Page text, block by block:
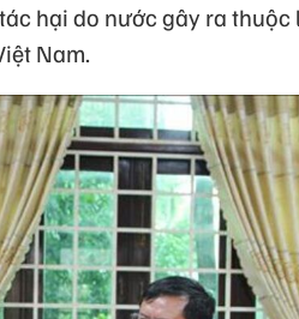
hại do nước gây ra
Nam.